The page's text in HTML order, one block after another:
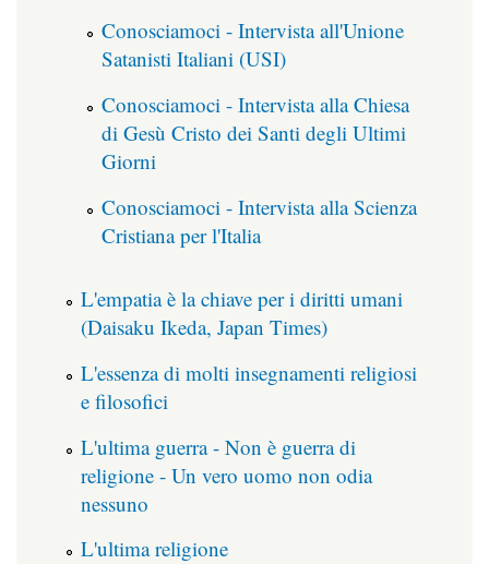
Conosciamoci - Intervista all'Unione
Satanisti Italiani (USI)
Conosciamoci - Intervista alla Chiesa
di Gesù Cristo dei Santi degli Ultimi
Giorni
Conosciamoci - Intervista alla Scienza
Cristiana per l'Italia
L'empatia è la chiave per i diritti umani
(Daisaku Ikeda, Japan Times)
L'essenza di molti insegnamenti religiosi
e filosofici
L'ultima guerra - Non è guerra di
religione - Un vero uomo non odia
nessuno
L'ultima religione